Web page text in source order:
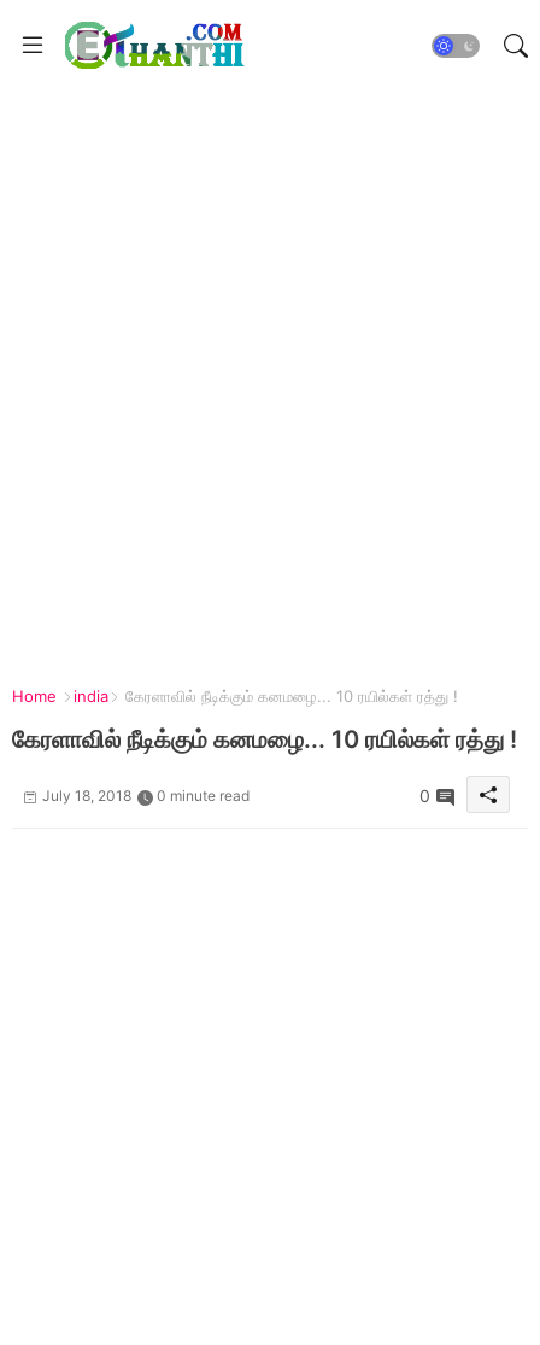
Home india கேரளாவில் நீடிக்கும் கனமழை... 10 ரயில்கள் ரத்து !
கேரளாவில் நீடிக்கும் கனமழை... 10 ரயில்கள் ரத்து !
July 18, 2018 0 minute read 0